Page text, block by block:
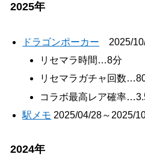
2025年
ドラゴンポーカー 2025/
リセマラ時間…8分
リセマラガチャ回数
コラボ最高レア確率
駅メモ 2025/04/28～2025/
2024年